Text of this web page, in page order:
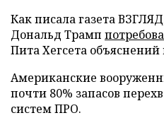
Как писала газета
Дональд Трамп
Пита Хегсета объяснений
Американские
почти 80% запасов
систем ПРО.